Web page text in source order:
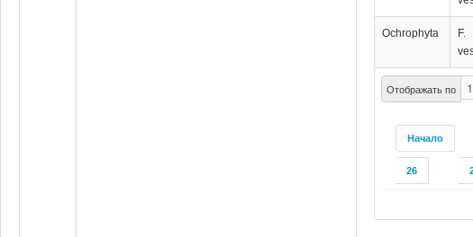
Отображать по
Начало
26
Ochrophyta
F.